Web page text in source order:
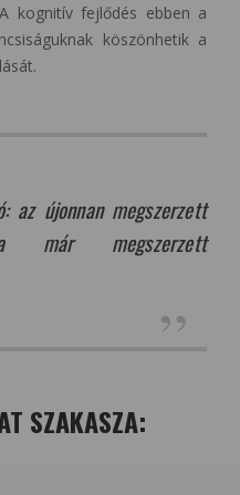
kognitív fejlődés ebben a
köszönhetik a
az újonnan megszerzett
már megszerzett
SZAKASZA: